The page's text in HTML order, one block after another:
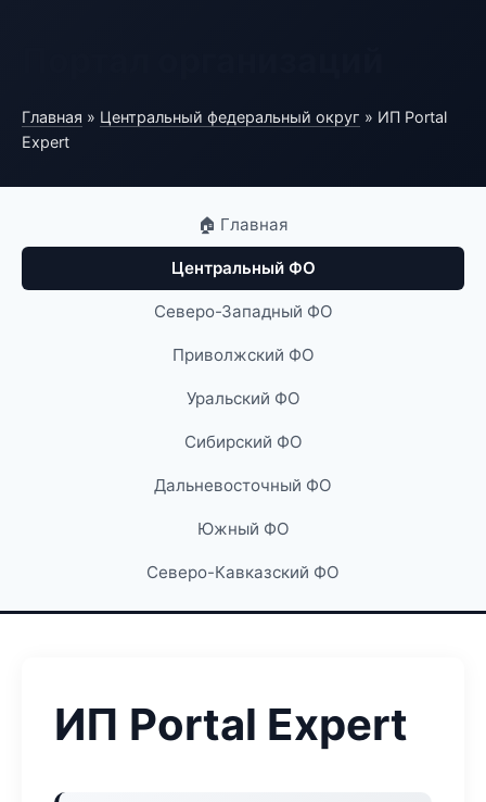
Главная » Центральный федеральный округ » ИП Portal
Expert
🏠 Главная
Центральный ФО
Северо-Западный ФО
Приволжский ФО
Уральский ФО
Сибирский ФО
Дальневосточный ФО
Южный ФО
Северо-Кавказский ФО
ИП Portal Expert